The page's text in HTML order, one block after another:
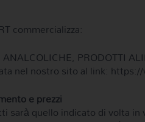
commercializza:
PRODOTTI
nel nostro sito al link:
e prezzi
sarà quello indicato di volta